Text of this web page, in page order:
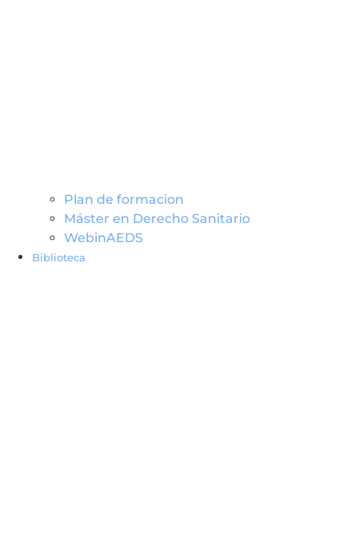
Plan de formacion
Máster en Derecho Sanitario
WebinAEDS
Biblioteca